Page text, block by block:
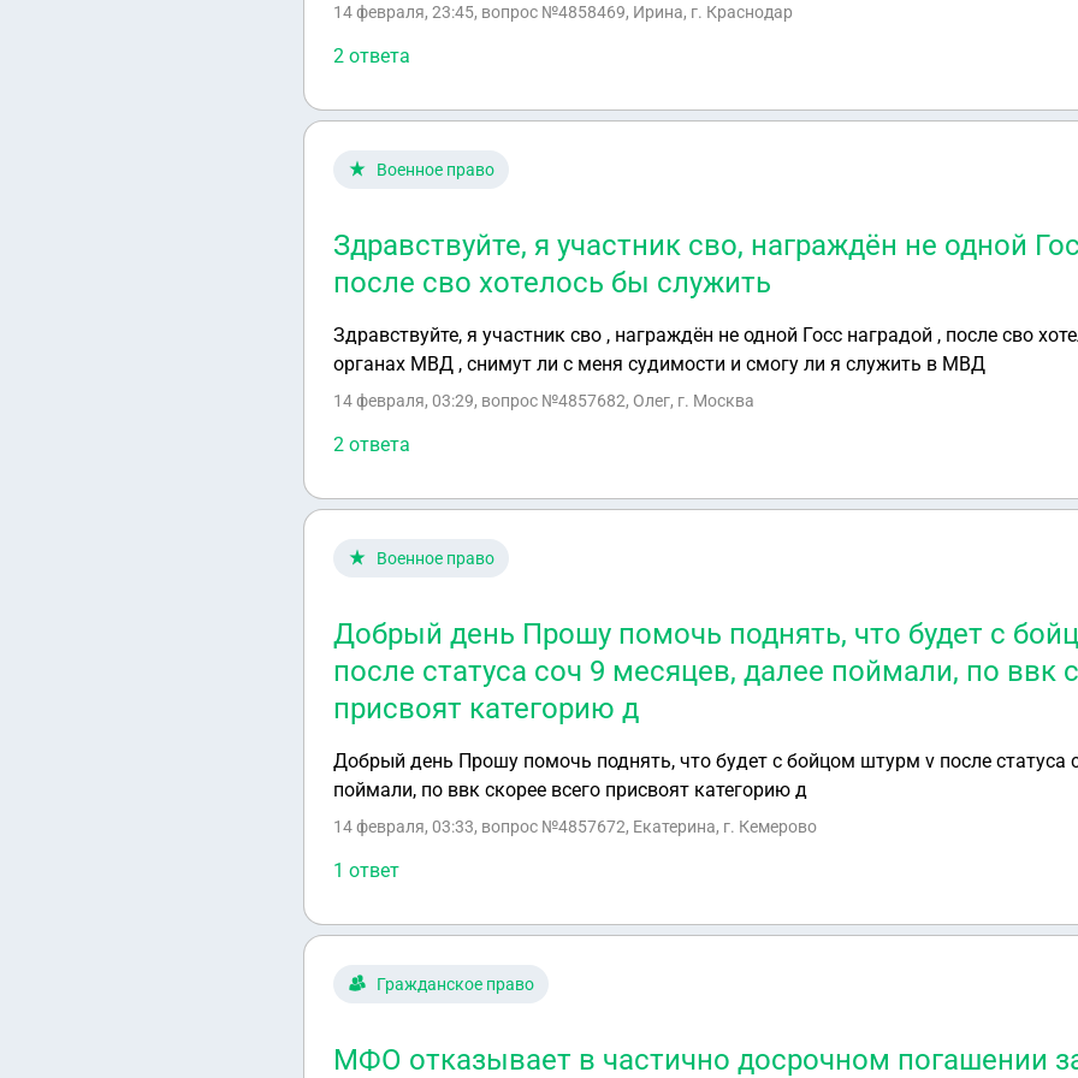
понять к кому обращаться и почему размер выплат должен по Якобу закону а я
фективен и она заранее спланировала такой ход событий . И сейчас еще и
очень больным человеком . Очень жду от вас помощи и советов что делать и как помочь моей тети . С
уважением, Агния.
14 февраля, 23:45, вопрос №4858469, Ирина, г. Краснодар
2 ответа
Военное право
Здравствуйте, я участник сво, награждён не одной
после сво хотелось бы служить
Здравствуйте, я участник сво , награждён не одной Госс наградой , после сво
органах МВД , снимут ли с меня судимости и смогу ли я служить в МВД
14 февраля, 03:29, вопрос №4857682, Олег, г. Москва
2 ответа
Военное право
Добрый день Прошу помочь поднять, что будет с
после статуса соч 9 месяцев, далее поймали, по ввк
присвоят категорию д
Добрый день Прошу помочь поднять, что будет с бойцом штурм v после статуса
поймали, по ввк скорее всего присвоят категорию д
14 февраля, 03:33, вопрос №4857672, Екатерина, г. Кемерово
1 ответ
Гражданское право
МФО отказывает в частично досрочном погашении